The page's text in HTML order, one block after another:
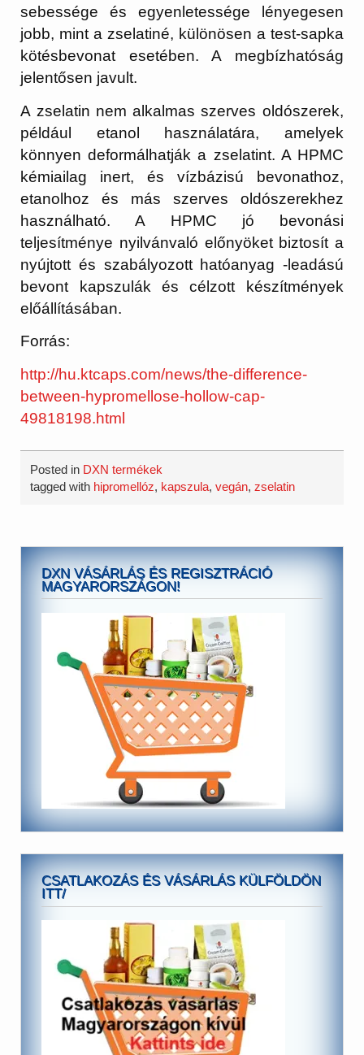
sebessége és egyenletessége lényegesen
jobb, mint a zselatiné, különösen a test-sapka
kötésbevonat esetében. A megbízhatóság
jelentősen javult.
A zselatin nem alkalmas szerves oldószerek,
például etanol használatára, amelyek
könnyen deformálhatják a zselatint. A HPMC
kémiailag inert, és vízbázisú bevonathoz,
etanolhoz és más szerves oldószerekhez
használható. A HPMC jó bevonási
teljesítménye nyilvánvaló előnyöket biztosít a
nyújtott és szabályozott hatóanyag -leadású
bevont kapszulák és célzott készítmények
előállításában.
Forrás:
http://hu.ktcaps.com/news/the-difference-
between-hypromellose-hollow-cap-
49818198.html
Posted in DXN termékek
tagged with hipromellóz, kapszula,vegán,zselatin
DXN VÁSÁRLÁS ÉS REGISZTRÁCIÓ
MAGYARORSZÁGON!
CSATLAKOZÁS ÉS VÁSÁRLÁS KÜLFÖLDÖN
ITT/